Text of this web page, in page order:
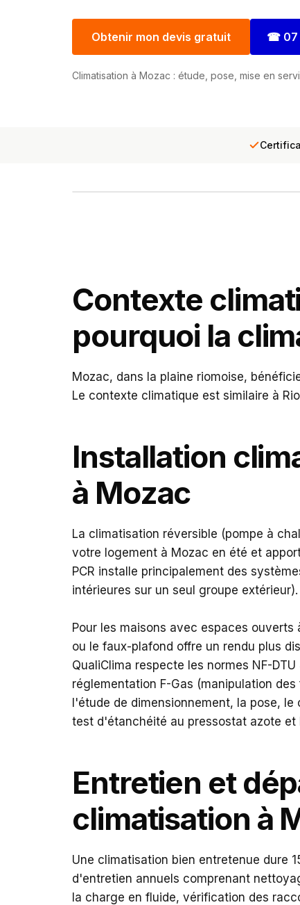
Obtenir mon devis gratuit ☎
Climatisation à Mozac : étude, pose, mise en
Contexte
pourquoi la
Mozac, dans la plaine riomoise,
Le contexte climatique est similaire à
Installation
à Mozac
La climatisation réversible (pompe à
votre logement à Mozac en été et
PCR installe principalement des
intérieures sur un seul groupe extérieur).
Pour les maisons avec espaces
ou le faux-plafond offre un rendu plus
QualiClima respecte les normes NF-
réglementation F-Gas (manipulation
l'étude de dimensionnement, la pose,
test d'étanchéité au pressostat azote
Entretien et
climatisation à
Une climatisation bien entretenue dure
d'entretien annuels comprenant
la charge en fluide, vérification des